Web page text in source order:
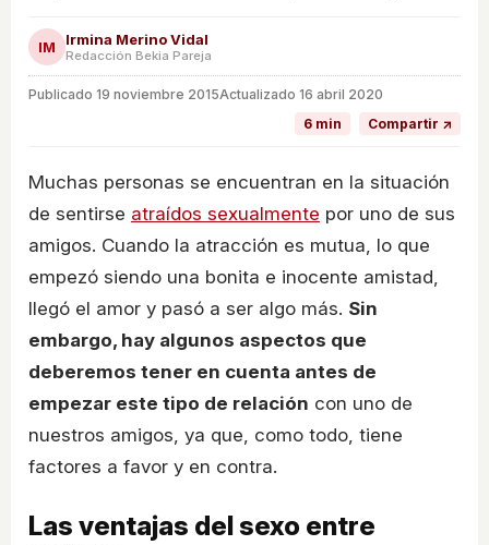
IM Irmina Merino Vidal
Redacción Bekia Pareja
Publicado 19 noviembre 2015Actualizado 16 abril 2020
6 min
Compartir ↗
Muchas personas se encuentran en la situación
de sentirse atraídos sexualmente por uno de sus
amigos. Cuando la atracción es mutua, lo que
empezó siendo una bonita e inocente amistad,
llegó el amor y pasó a ser algo más. Sin
embargo, hay algunos aspectos que
deberemos tener en cuenta antes de
empezar este tipo de relación con uno de
nuestros amigos, ya que, como todo, tiene
factores a favor y en contra.
Las ventajas del sexo entre